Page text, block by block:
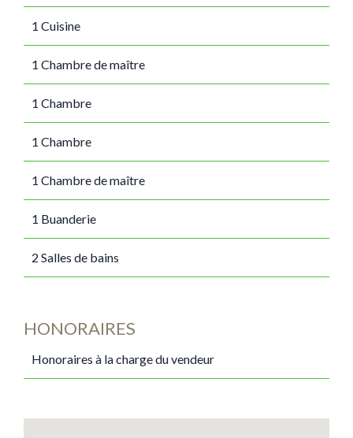
1 Cuisine
1 Chambre de maître
1 Chambre
1 Chambre
1 Chambre de maître
1 Buanderie
2 Salles de bains
HONORAIRES
Honoraires à la charge du vendeur